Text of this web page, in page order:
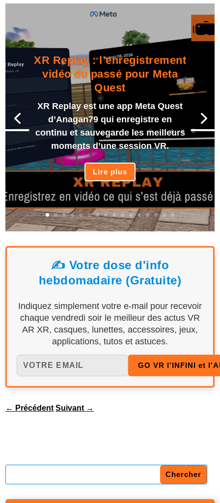
XR Replay : l’enregistrement
vidéo du passé pour Meta
Quest
XR Replay est une app Meta Quest
d’Anagan79 qui enregistre en
continu et sauvegarde les meilleurs
moments d’une session VR.
Lire plus
✍️ Votre dose d'info
hebdomadaire (Gratuite)
Indiquez simplement votre e-mail pour recevoir
chaque vendredi soir le meilleur des actus VR
AR XR, casques, lunettes, accessoires, jeux,
applications, tutos et astuces.
← Précédent Suivant →